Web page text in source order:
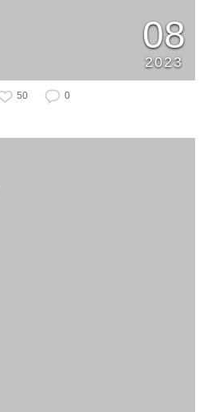
08
2023
50 0